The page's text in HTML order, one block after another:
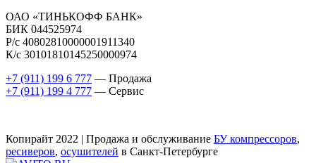
ОАО «ТИНЬКОФФ БАНК»
БИК 044525974
Р/с 40802810000001911340
К/с 30101810145250000974
+7 (911) 199 6 777 — Продажа
+7 (911) 199 4 777 — Сервис
Копирайт 2022 | Продажа и обслуживание БУ компрессоров,
ресиверов, осушителей в Санкт-Петербурге